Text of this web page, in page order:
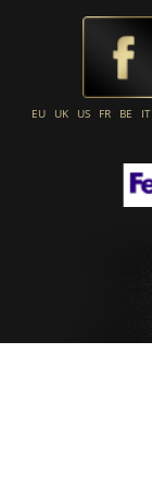
EU UK US FR BE IT